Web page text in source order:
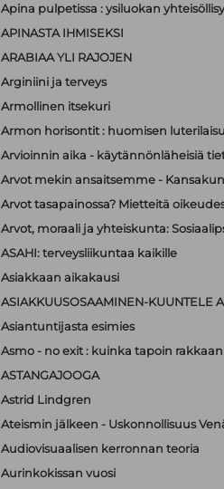
Apina pulpetissa : ysiluokan
APINASTA IHMISEKSI
ARABIAA YLI RAJOJEN
Arginiini ja terveys
Armollinen itsekuri
Armon horisontit : huomisen
Arvioinnin aika - käytännönläheisiä
Arvot mekin ansaitsemme -
Arvot tasapainossa? Mietteitä
Arvot, moraali ja yhteiskunta:
ASAHI: terveysliikuntaa kaikille
Asiakkaan aikakausi
ASIAKKUUSOSAAMINEN-KUUNTELE
Asiantuntijasta esimies
Asmo - no exit : kuinka tapoin
ASTANGAJOOGA
Astrid Lindgren
Ateismin jälkeen - Uskonnollisuus
Audiovisuaalisen kerronnan teoria
Aurinkokissan vuosi